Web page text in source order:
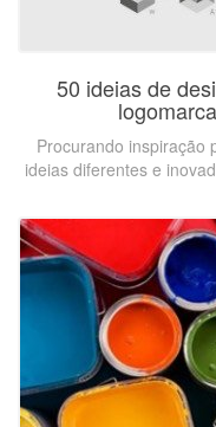
50 ideias de
Procurando inspiração
ideias diferentes e